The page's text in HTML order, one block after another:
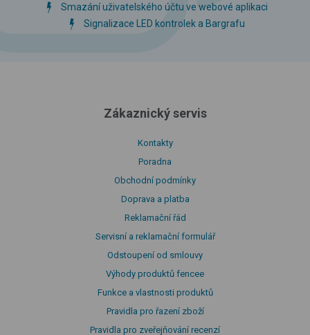
Smazání uživatelského účtu ve webové aplikaci
Signalizace LED kontrolek a Bargrafu
Zákaznický servis
Kontakty
Poradna
Obchodní podmínky
Doprava a platba
Reklamační řád
Servisní a reklamační formulář
Odstoupení od smlouvy
Výhody produktů fencee
Funkce a vlastnosti produktů
Pravidla pro řazení zboží
Pravidla pro zveřejňování recenzí